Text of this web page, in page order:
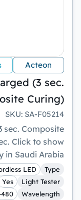
Acteon
(3 sec.
Curing)
SKU: SA-F05214
sec. Composite
Click to show
in Saudi Arabia
Type
LED
Light Tester
Yes
Wavelength
nm